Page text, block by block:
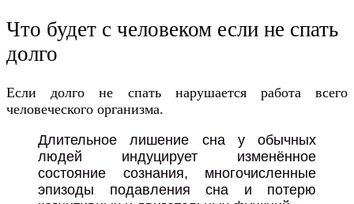
Что будет с человеком если не спать
долго
Если долго не спать нарушается работа всего
человеческого организма.
Длительное лишение сна у обычных
людей индуцирует изменённое
состояние сознания, многочисленные
эпизоды подавления сна и потерю